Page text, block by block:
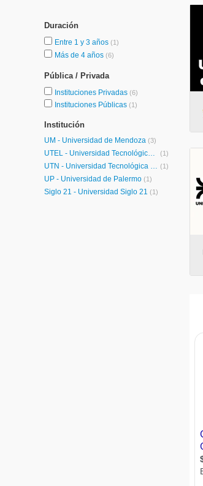
Duración
Entre 1 y 3 años (1)
Más de 4 años (6)
Pública / Privada
Instituciones Privadas (6)
Instituciones Públicas (1)
Institución
UM - Universidad de Mendoza (3)
UTEL - Universidad Tecnológica Latinoamericana en Línea Argentina (1)
UTN - Universidad Tecnológica Nacional (1)
UP - Universidad de Palermo (1)
Siglo 21 - Universidad Siglo 21 (1)